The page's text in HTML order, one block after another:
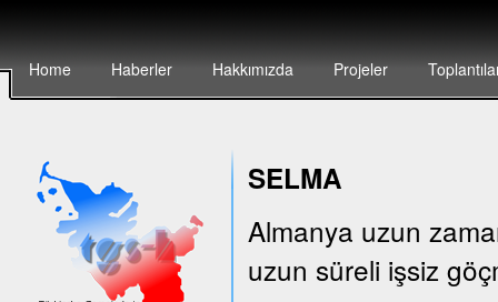
Home Haberler Hakkımızda Projeler
SELMA
Almanya uzun
uzun süreli işsiz